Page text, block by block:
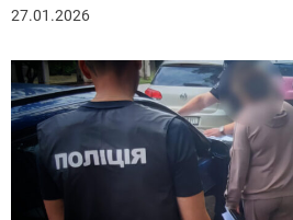
27.01.2026